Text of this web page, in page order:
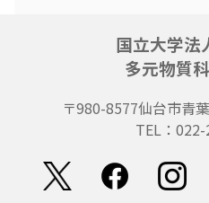
国立大学法
多元物質
〒980-8577仙台市青
TEL：